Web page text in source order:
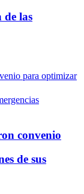
de las
convenio
de sus